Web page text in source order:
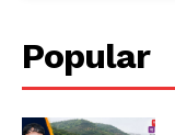
Popular